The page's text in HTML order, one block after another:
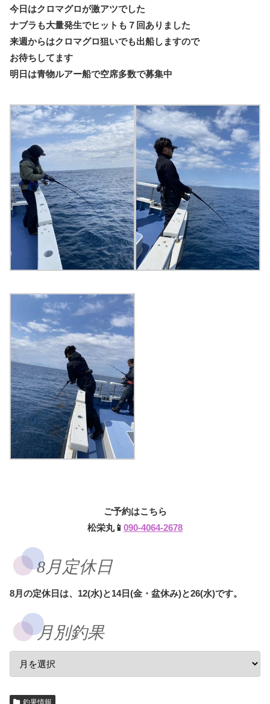
今日はクロマグロが激アツでした
ナブラも大量発生でヒットも７回ありました
来週からはクロマグロ狙いでも出船しますので
お待ちしてます
明日は青物ルアー船で空席多数で募集中
ご予約はこちら
松栄丸📱 090-4064-2678
8月定休日
8月の定休日は、12(水)と14日(金・盆休み)と26(水)です。
月別釣果
釣果情報